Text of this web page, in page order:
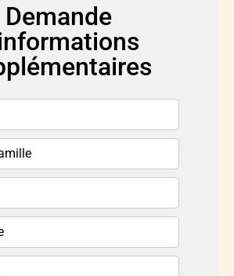
Demande